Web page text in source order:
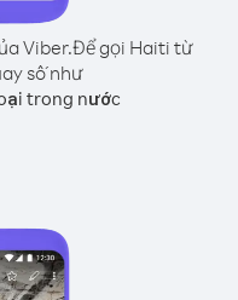
Viber.Để gọi Haiti từ
số như
trong nước